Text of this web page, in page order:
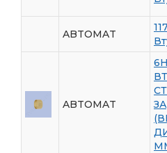
ABTOMAT
ABTOMAT